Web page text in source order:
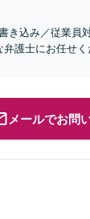
き込み／従業員
護士にお任せ
メールでお問